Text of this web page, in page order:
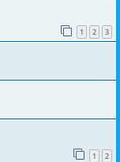
1 2 3
1 2